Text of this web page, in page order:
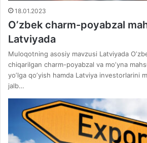
18.01.2023
Oʼzbek charm-poyabzal
Latviyada
Muloqotning asosiy mavzusi Latviyada
chiqarilgan charm-poyabzal va moʼyna
yoʼlga qoʼyish hamda Latviya investorlarini
jalb…